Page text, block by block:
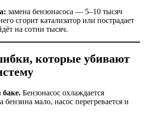
замена бензонасоса — 5–10 тысяч
сгорит катализатор или пострадает
на сотни тысяч.
которые убивают
баке. Бензонасос охлаждается
бензина мало, насос перегревается и